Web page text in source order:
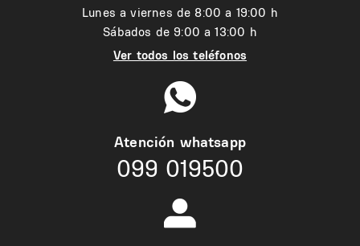
Lunes a viernes de 8:00 a 19:00 h
Sábados de 9:00 a 13:00 h
Ver todos los teléfonos
Atención whatsapp
099 019500